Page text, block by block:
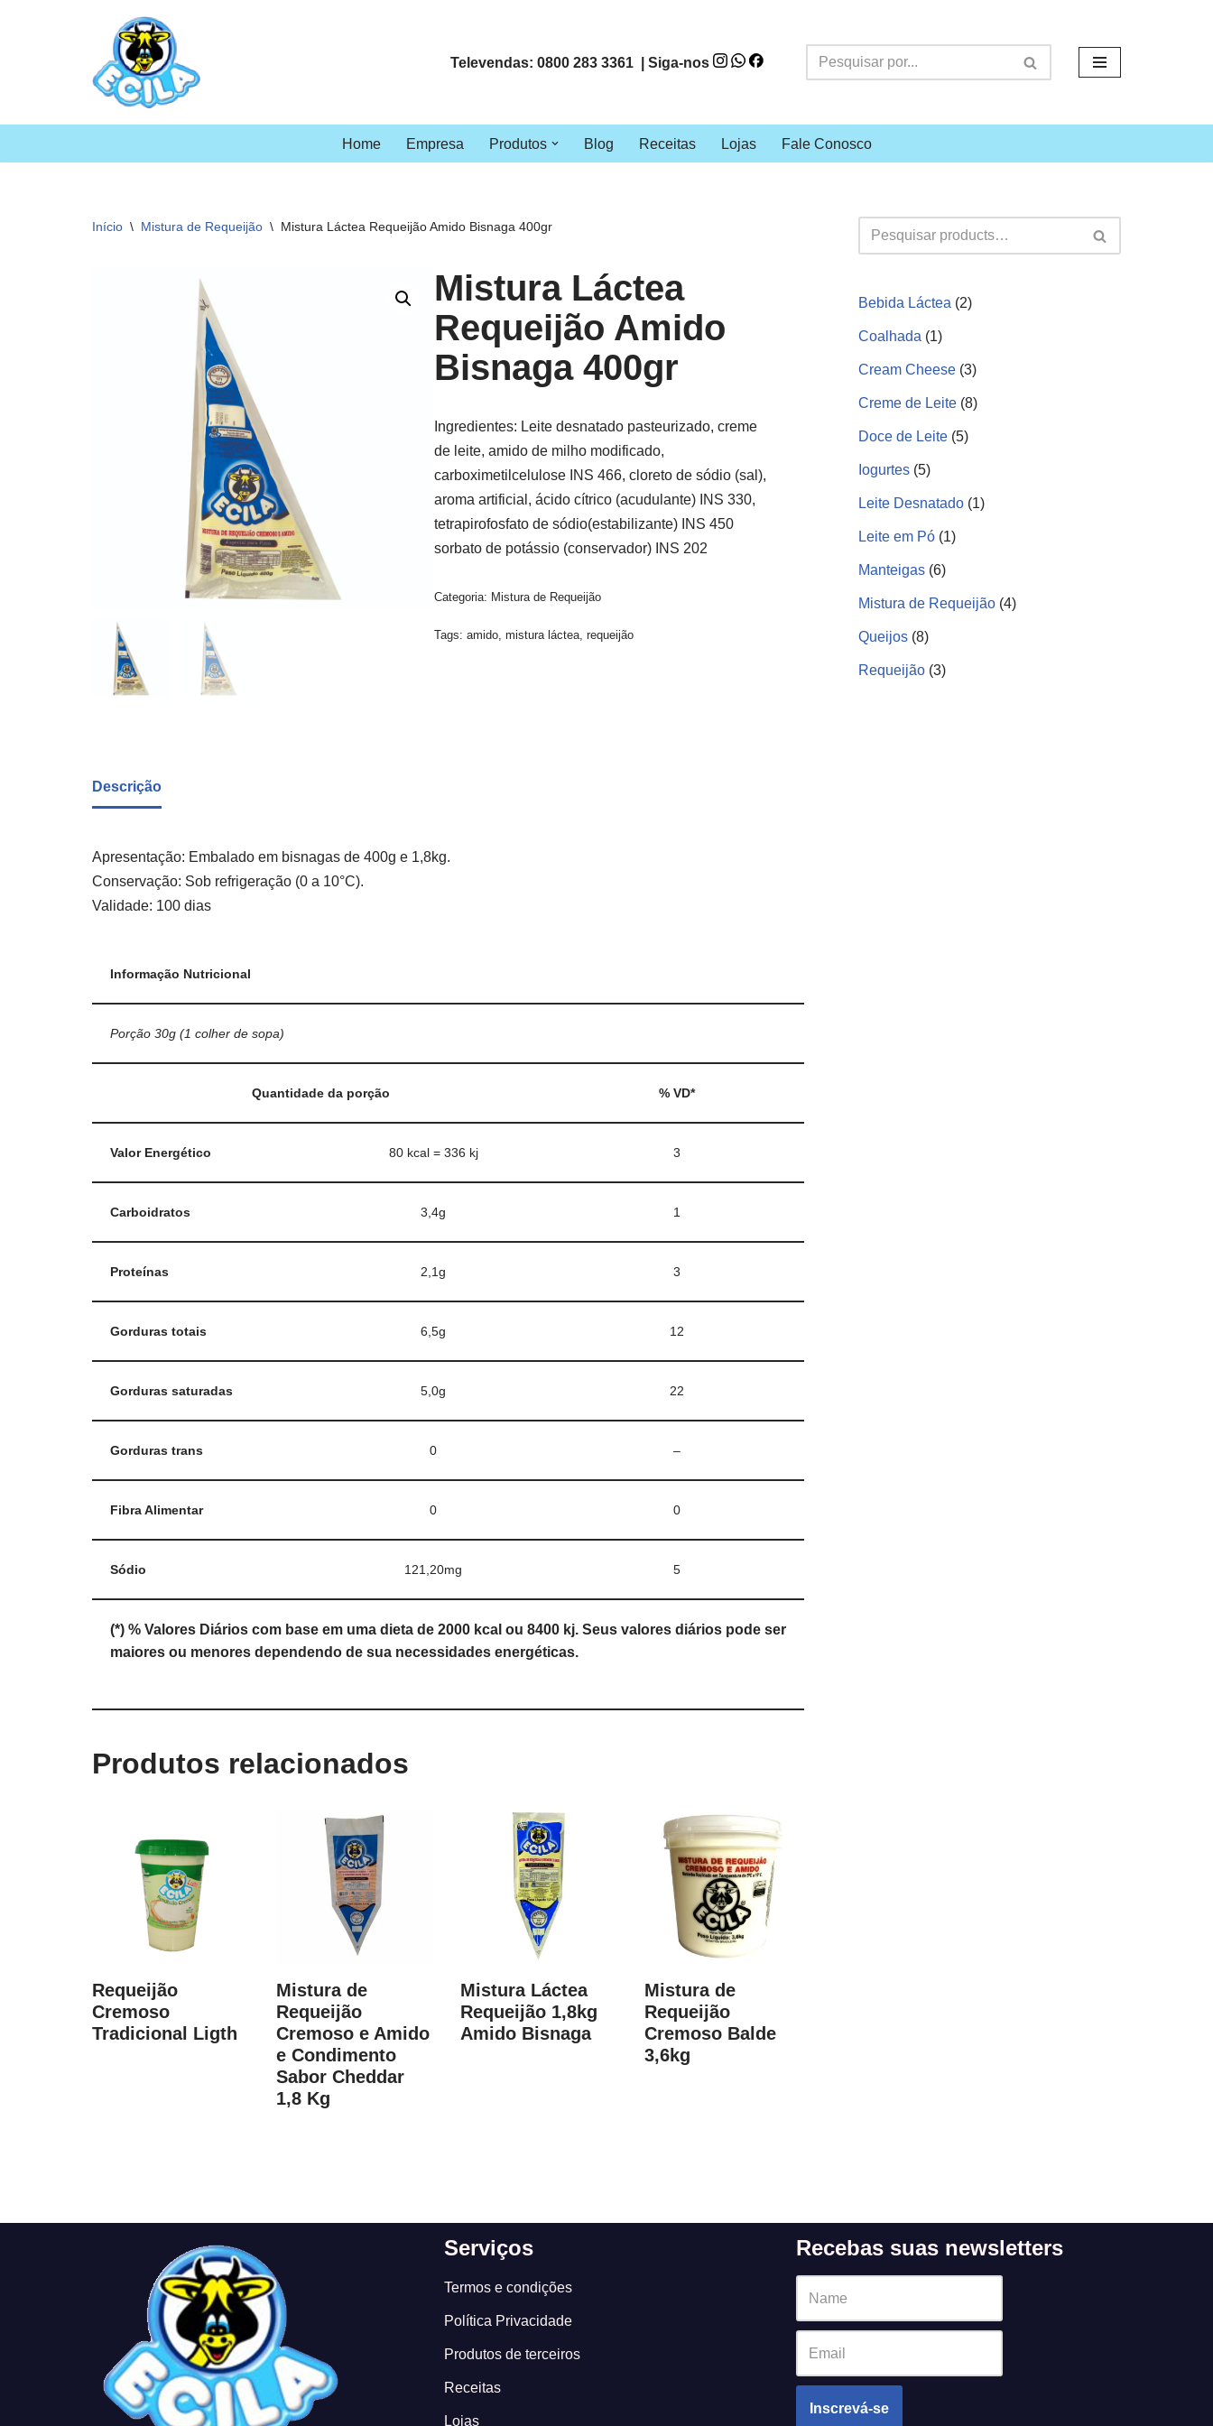
conteúdo
Televendas: 0800 283 3361 | Siga-nos
Home Empresa Produtos Blog Receitas Lojas Fale Conosco
Início \ Mistura de Requeijão \ Mistura Láctea Requeijão Amido Bisnaga 400gr
Mistura Láctea
Requeijão Amido
Bisnaga 400gr
Ingredientes: Leite desnatado pasteurizado, creme
de leite, amido de milho modificado,
carboximetilcelulose INS 466, cloreto de sódio (sal),
aroma artificial, ácido cítrico (acudulante) INS 330,
tetrapirofosfato de sódio(estabilizante) INS 450
sorbato de potássio (conservador) INS 202
Categoria: Mistura de Requeijão
Tags: amido, mistura láctea, requeijão
Descrição
Apresentação: Embalado em bisnagas de 400g e 1,8kg.
Conservação: Sob refrigeração (0 a 10°C).
Validade: 100 dias
Informação Nutricional
Porção 30g (1 colher de sopa)
Quantidade da porção % VD*
Valor Energético 80 kcal = 336 kj 3
Carboidratos 3,4g 1
Proteínas 2,1g 3
Gorduras totais 6,5g 12
Gorduras saturadas 5,0g 22
Gorduras trans 0 –
Fibra Alimentar 0 0
Sódio 121,20mg 5
(*) % Valores Diários com base em uma dieta de 2000 kcal ou 8400 kj. Seus valores diários pode ser
maiores ou menores dependendo de sua necessidades energéticas.
Produtos relacionados
Requeijão
Cremoso
Tradicional Ligth
Mistura de
Requeijão
Cremoso e Amido
e Condimento
Sabor Cheddar
1,8 Kg
Mistura Láctea
Requeijão 1,8kg
Amido Bisnaga
Mistura de
Requeijão
Cremoso Balde
3,6kg
Bebida Láctea 2
Coalhada 1
Cream Cheese 3
Creme de Leite 8
Doce de Leite 5
Iogurtes 5
Leite Desnatado 1
Leite em Pó 1
Manteigas 6
Mistura de Requeijão 4
Queijos 8
Requeijão 3
Serviços
Termos e condições
Política Privacidade
Produtos de terceiros
Receitas
Lojas
Recebas suas newsletters
Inscrevá-se